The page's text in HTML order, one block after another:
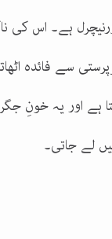
ہے۔ اس کی
سے فائدہ
ہے اور یہ خونِ
لے جاتی۔